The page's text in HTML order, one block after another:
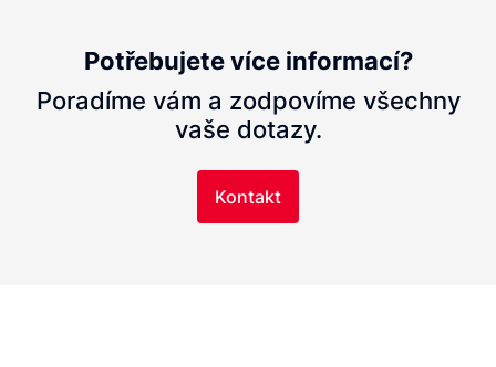
Potřebujete více informací?
Poradíme vám a zodpovíme všechny
vaše dotazy.
Kontakt